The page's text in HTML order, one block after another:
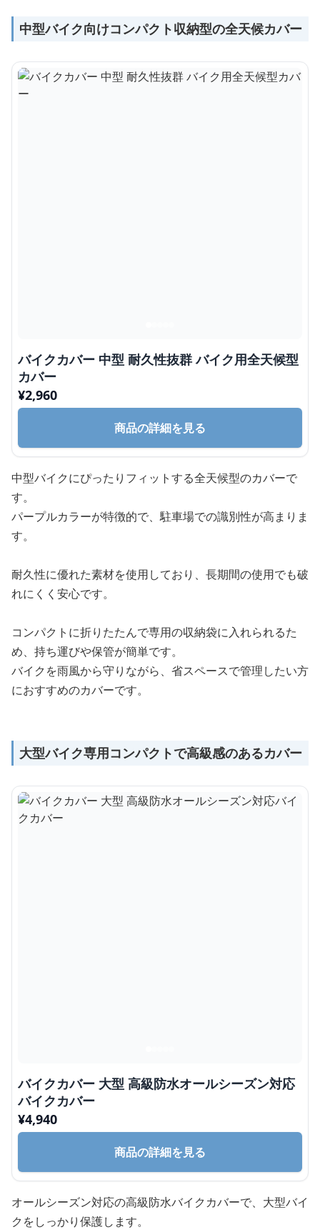
中型バイク向けコンパクト収納型の全天候カバー
バイクカバー 中型 耐久性抜群 バイク用全天候型
カバー
¥2,960
商品の詳細を見る
中型バイクにぴったりフィットする全天候型のカバーで
す。
パープルカラーが特徴的で、駐車場での識別性が高まりま
す。
耐久性に優れた素材を使用しており、長期間の使用でも破
れにくく安心です。
コンパクトに折りたたんで専用の収納袋に入れられるた
め、持ち運びや保管が簡単です。
バイクを雨風から守りながら、省スペースで管理したい方
におすすめのカバーです。
大型バイク専用コンパクトで高級感のあるカバー
バイクカバー 大型 高級防水オールシーズン対応
バイクカバー
¥4,940
商品の詳細を見る
オールシーズン対応の高級防水バイクカバーで、大型バイ
クをしっかり保護します。